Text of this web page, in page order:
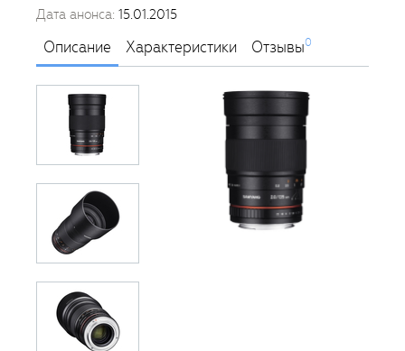
Дата анонса: 15.01.2015
Описание Характеристики Отзывы0